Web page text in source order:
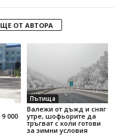
ОТ АВТОРА
000
Пътища
Валежи от дъжд и сняг
утре, шофьорите да
тръгват с коли готови
за зимни условия